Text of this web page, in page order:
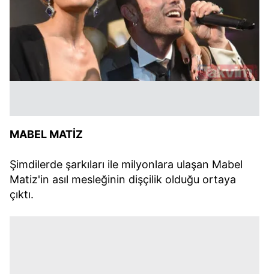
MABEL MATİZ
Şimdilerde şarkıları ile milyonlara ulaşan Mabel
Matiz'in asıl mesleğinin dişçilik olduğu ortaya
çıktı.